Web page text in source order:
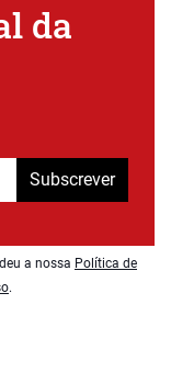
da
Subscrever
a nossa Política de
.